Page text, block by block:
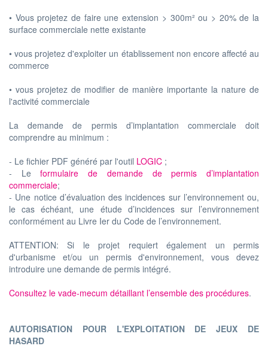
• Vous projetez de faire une extension > 300m² ou > 20% de la
surface commerciale nette existante
• vous projetez d'exploiter un établissement non encore affecté au
commerce
• vous projetez de modifier de manière importante la nature de
l'activité commerciale
La demande de permis d’implantation commerciale doit
comprendre au minimum :
- Le fichier PDF généré par l'outil LOGIC ;
- Leformulaire de demande de permis d’implantation
commerciale;
- Une notice d’évaluation des incidences sur l’environnement ou,
le cas échéant, une étude d’incidences sur l’environnement
conformément au Livre Ier du Code de l’environnement.
ATTENTION: Si le projet requiert également un permis
d'urbanisme et/ou un permis d'environnement, vous devez
introduire une demande de permis intégré.
Consultez le vade-mecum détaillant l’ensemble des procédures.
AUTORISATION POUR L'EXPLOITATION DE JEUX DE
HASARD